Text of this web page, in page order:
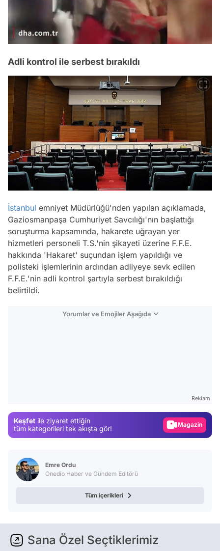
/
Adli kontrol ile serbest bırakıldı
İstanbul emniyet Müdürlüğü'nden yapılan açıklamada,
Gaziosmanpaşa Cumhuriyet Savcılığı'nın başlattığı
soruşturma kapsamında, hakarete uğrayan yer
hizmetleri personeli T.S.'nin şikayeti üzerine F.F.E.
hakkında 'Hakaret' suçundan işlem yapıldığı ve
polisteki işlemlerinin ardından adliyeye sevk edilen
F.F.E.'nin adli kontrol şartıyla serbest bırakıldığı
belirtildi.
Yorumlar ve Emojiler Aşağıda
Reklam
Keşfet ile ziyaret ettiğin
tüm kategorileri tek akışta gör!
Magazin
Emre Ordu
Onedio Haber ve Gündem Editörü
Tüm içerikleri
Sana Özel Seçtiklerimiz